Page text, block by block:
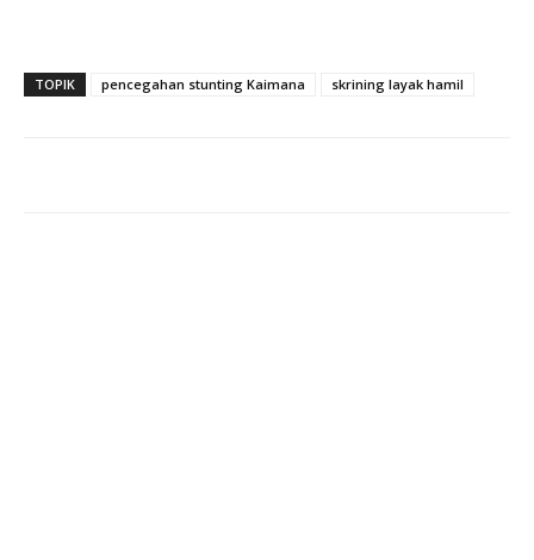
TOPIK pencegahan stunting Kaimana skrining layak hamil